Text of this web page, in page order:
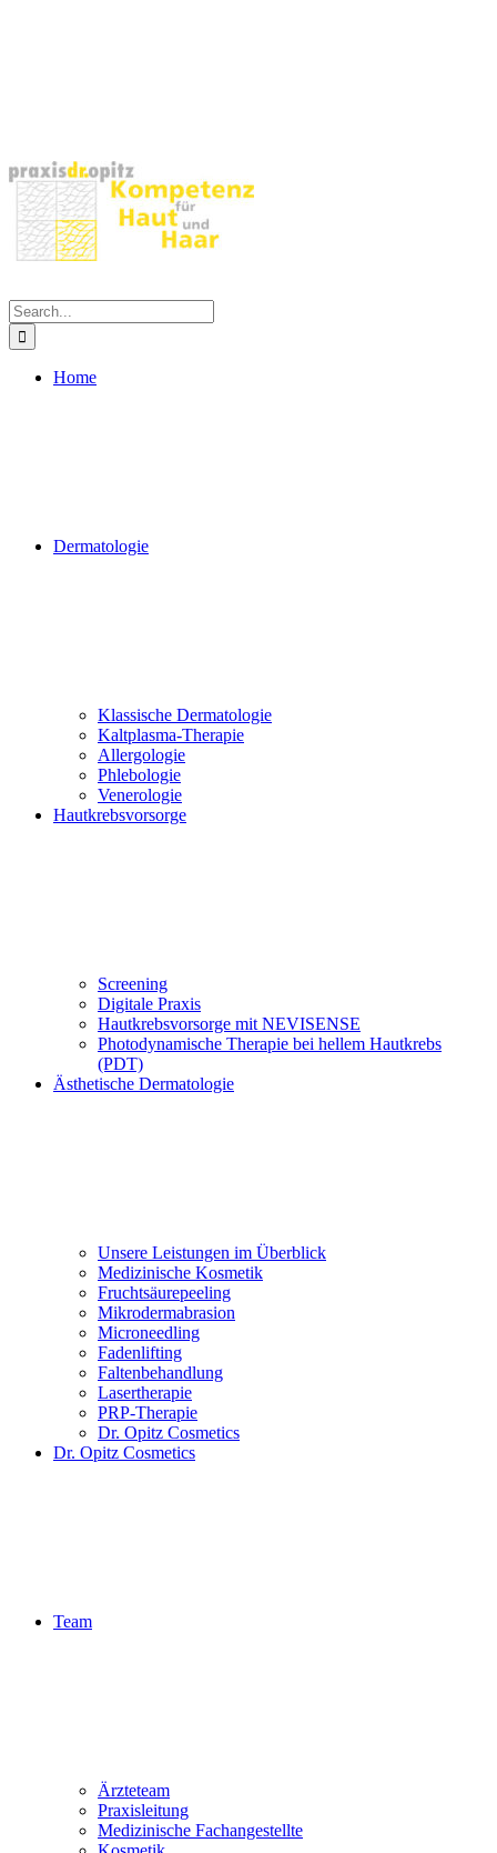
Search
for:
Home
Dermatologie
Klassische Dermatologie
Kaltplasma-Therapie
Allergologie
Phlebologie
Venerologie
Hautkrebsvorsorge
Scree­ning
Digitale Praxis
Hautkrebsvorsorge mit NEVISENSE
Photodynamische Therapie bei hellem Hautkrebs
(PDT)
Ästhetische Dermatologie
Unsere Leistungen im Überblick
Medizinische Kosmetik
Frucht­säur­e­pee­ling
Mi­kro­der­ma­bra­si­on
Microneedling
Fadenlifting
Faltenbehandlung
Lasertherapie
PRP-Therapie
Dr. Opitz Cosmetics
Dr. Opitz Cosmetics
Team
Ärzteteam
Praxisleitung
Medizinische Fachangestellte